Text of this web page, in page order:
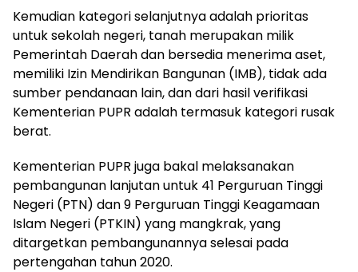
Kemudian kategori selanjutnya adalah prioritas
untuk sekolah negeri, tanah merupakan milik
Pemerintah Daerah dan bersedia menerima aset,
memiliki Izin Mendirikan Bangunan (IMB), tidak ada
sumber pendanaan lain, dan dari hasil verifikasi
Kementerian PUPR adalah termasuk kategori rusak
berat.
Kementerian PUPR juga bakal melaksanakan
pembangunan lanjutan untuk 41 Perguruan Tinggi
Negeri (PTN) dan 9 Perguruan Tinggi Keagamaan
Islam Negeri (PTKIN) yang mangkrak, yang
ditargetkan pembangunannya selesai pada
pertengahan tahun 2020.